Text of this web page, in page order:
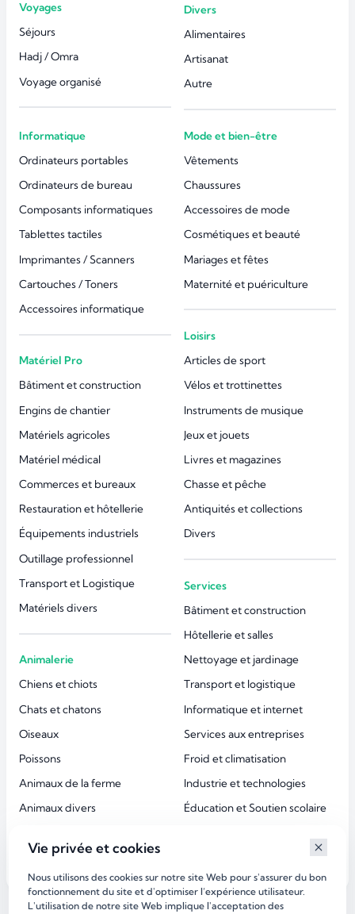
Voyages
Séjours
Hadj / Omra
Voyage organisé
Divers
Alimentaires
Artisanat
Autre
Informatique
Ordinateurs portables
Ordinateurs de bureau
Composants informatiques
Tablettes tactiles
Imprimantes / Scanners
Cartouches / Toners
Accessoires informatique
Matériel Pro
Bâtiment et construction
Engins de chantier
Matériels agricoles
Matériel médical
Commerces et bureaux
Restauration et hôtellerie
Équipements industriels
Outillage professionnel
Transport et Logistique
Matériels divers
Animalerie
Chiens et chiots
Chats et chatons
Oiseaux
Poissons
Animaux de la ferme
Animaux divers
Mode et bien-être
Vêtements
Chaussures
Accessoires de mode
Cosmétiques et beauté
Mariages et fêtes
Maternité et puériculture
Loisirs
Articles de sport
Vélos et trottinettes
Instruments de musique
Jeux et jouets
Livres et magazines
Chasse et pêche
Antiquités et collections
Divers
Services
Bâtiment et construction
Hôtellerie et salles
Nettoyage et jardinage
Transport et logistique
Informatique et internet
Services aux entreprises
Froid et climatisation
Industrie et technologies
Éducation et Soutien scolaire
Vie privée et cookies
Nous utilisons des cookies sur notre site Web pour s'assurer du bon
fonctionnement du site et d'optimiser l’expérience utilisateur.
L'utilisation de notre site Web implique l'acceptation des